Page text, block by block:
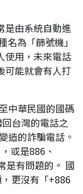
是由系統自動進
為「篩號機」
使用，未來電話
可能就會有人打
中華民國的國碼
台灣的電話之
造的詐騙電話。
或是886、
是有問題的。 國
更沒有「+886